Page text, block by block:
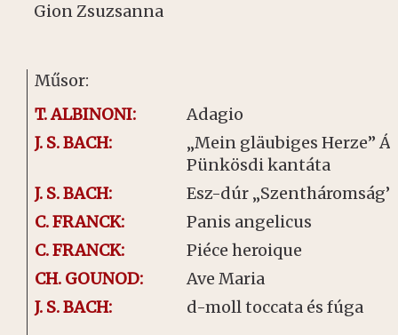
Gion Zsuzsanna
Műsor:
T. ALBINONI:
Adagio
J. S. BACH:
„Mein gläubiges Herze”
Pünkösdi kantáta
J. S. BACH:
Esz-dúr
C. FRANCK:
Panis angelicus
C. FRANCK:
Piéce heroique
CH. GOUNOD:
Ave Maria
J. S. BACH:
d-moll toccata és fúga